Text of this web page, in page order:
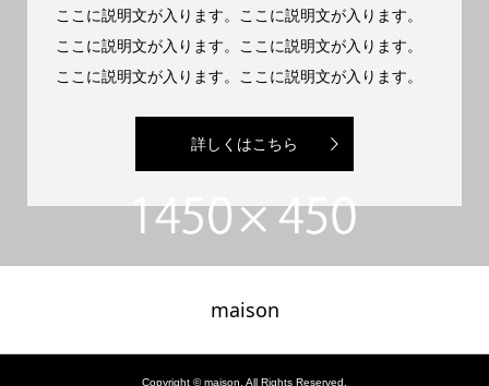
ここに説明文が入ります。ここに説明文が入ります。
ここに説明文が入ります。ここに説明文が入ります。